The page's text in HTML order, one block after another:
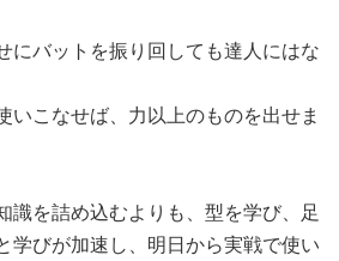
にバットを振り回しても達人にはな
いこなせば、力以上のものを出せま
識を詰め込むよりも、型を学び、足
学びが加速し、明日から実戦で使い